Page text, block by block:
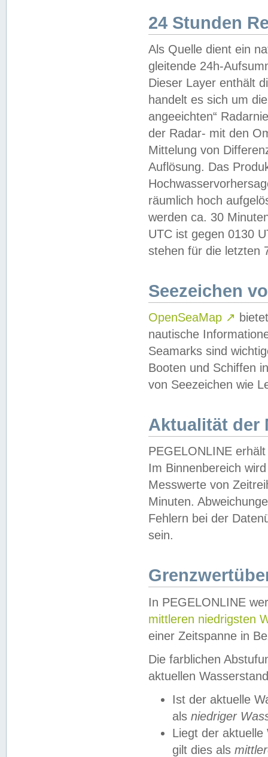
24 Stunden
Als Quelle dient ein
gleitende 24h-
Dieser Layer enthält
handelt es sich um
angeeichten“
der Radar- mit den
Mittelung von
Auflösung. Das
räumlich hoch
werden ca. 30
UTC ist gegen 0130
stehen für die letzten
Seezeichen
OpenSeaMap ↗
nautische
Seamarks sind
Booten und Schiffen
von Seezeichen wie
Aktualität der
PEGELONLINE
Im Binnenbereich
Messwerte von
Minuten.
Fehlern bei der
sein.
In PEGELONLINE
mittleren niedrigsten
einer Zeitspanne in
Die farblichen
aktuellen
Ist der aktuelle
als niedriger
Liegt der
gilt dies als